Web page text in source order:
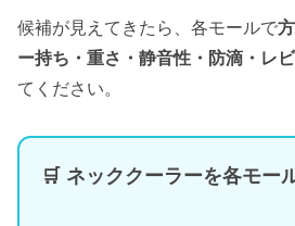
候補が見えてきたら、各モールで
ー持ち・重さ・静音性・防滴・レ
てください。
🛒 ネッククーラーを各モー